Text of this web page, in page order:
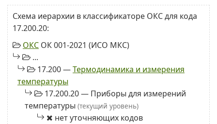
Схема иерархии в классификаторе ОКС для кода
17.200.20:
ОКС ОК 001-2021 (ИСО МКС)
...
17.200 —Термодинамика и измерения
температуры
17.200.20 — Приборы для измерений
температуры (текущий уровень)
нет уточняющих кодов